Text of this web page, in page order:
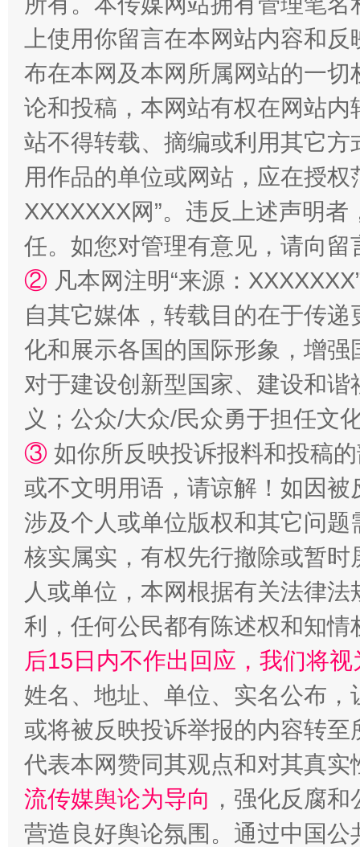
站台名比不上好声名
漫山遍野的桃花与雪山、麦地、白藏房 除
网上购药对药下症？
上使用你留言在本网站内容和
布在本网及本网所属网站的一
论和投稿，本网站有权在网站
站不得转载、摘编或利用其它
用作品的单位或网站，应在授
XXXXXXX网”。违反上述声明
任。如您对管理有意见，请向
② 凡本网注明“来源：
自其它媒体，转载目的在于传
化和展示各国的国际形象，增
对于建设创新型国家、建设和
义；公众/大众/民众勇于担任文
③ 如你所反映投诉报料和投稿
或不文明用语，请谅解！如因
涉及个人或单位版权和其它问题
核实属实，有权先行撤除或暂
人或单位，本网根据有关法律
利，任何公民都有陈述权和知情
后15日内不作出回应，我们将
姓名、地址、单位、实名公布
或将被反映投诉举报的内容转
代表本网赞同其观点和对其真实
流传媒舆论为导向 ，强化反腐
营造良好舆论氛围。通过中国